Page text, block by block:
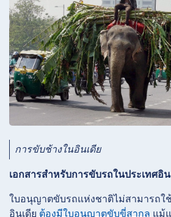
การขับช้างในอินเดีย
เอกสารสำหรับการขับรถในประเทศอิน
ใบอนุญาตขับรถแห่งชาติไม่สามารถใ
อินเดีย ต้องมีใบอนุญาตขับขี่สากล แม้